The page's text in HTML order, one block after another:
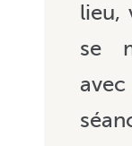
lieu,
se
avec